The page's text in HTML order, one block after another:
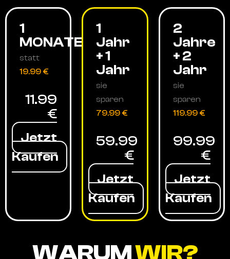
1
MONATE
statt
19.99 €
11.99
€
Jetzt
Kaufen
1
Jahr
+ 1
Jahr
sie
sparen
79.99 €
59.99
€
Jetzt
Kaufen
2
Jahre
+ 2
Jahr
sie
sparen
119.99 €
99.99
€
Jetzt
Kaufen
WARUMWIR?